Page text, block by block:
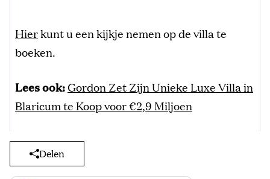
Hierkunt u een kijkje nemen op de villa te
boeken.
Lees ook:Gordon Zet Zijn Unieke Luxe Villa in
Blaricum te Koop voor €2,9 Miljoen
Delen